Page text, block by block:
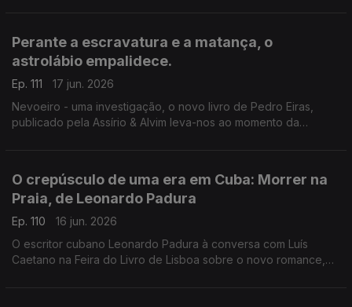
Perante a escravatura e a matança, o
astrolábio empalidece.
Ep. 111
17 jun. 2026
Nevoeiro - uma investigação, o novo livro de Pedro Eiras,
publicado pela Assírio & Alvim leva-nos ao momento da
O crepúsculo de uma era em Cuba: Morrer na
Praia, de Leonardo Padura
Ep. 110
16 jun. 2026
O escritor cubano Leonardo Padura à conversa com Luís
Caetano na Feira do Livro de Lisboa sobre o novo romance,